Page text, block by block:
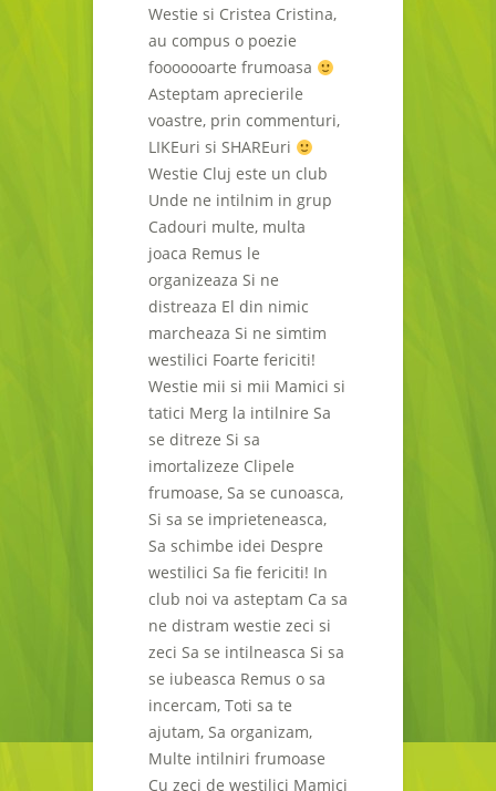
Westie si Cristea Cristina,
au compus o poezie
fooooooarte frumoasa
Asteptam aprecierile
voastre, prin commenturi,
LIKEuri si SHAREuri
Westie Cluj este un club
Unde ne intilnim in grup
Cadouri multe, multa
joaca Remus le
organizeaza Si ne
distreaza El din nimic
marcheaza Si ne simtim
westilici Foarte fericiti!
Westie mii si mii Mamici si
tatici Merg la intilnire Sa
se ditreze Si sa
imortalizeze Clipele
frumoase, Sa se cunoasca,
Si sa se imprieteneasca,
Sa schimbe idei Despre
westilici Sa fie fericiti! In
club noi va asteptam Ca sa
ne distram westie zeci si
zeci Sa se intilneasca Si sa
se iubeasca Remus o sa
incercam, Toti sa te
ajutam, Sa organizam,
Multe intilniri frumoase
Cu zeci de westilici Mamici